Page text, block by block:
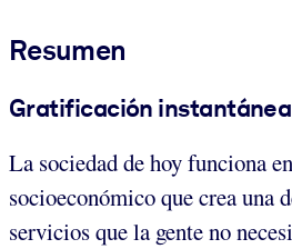
Resumen
Gratificación instantánea
La sociedad de hoy funciona
socioeconómico que crea una
servicios que la gente no